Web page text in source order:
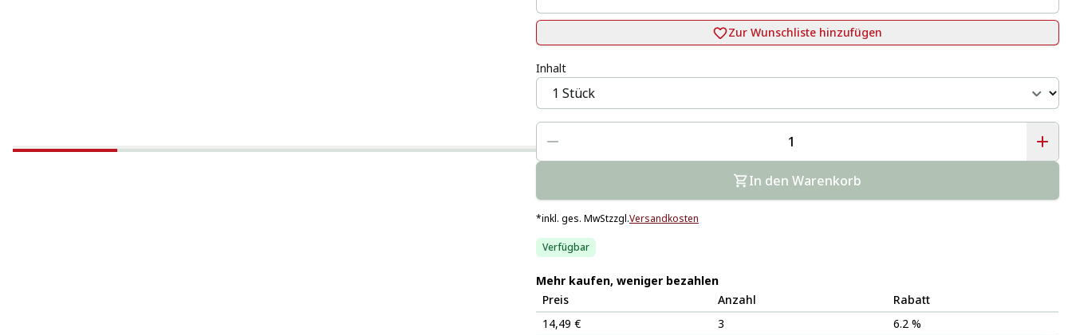
Zur Wunschliste hinzufügen
Inhalt
In den Warenkorb
*inkl. ges. MwStzzgl.Versandkosten
Verfügbar
Mehr kaufen, weniger bezahlen
Preis
Anzahl
Rabatt
14,49 €
3
6.2 %